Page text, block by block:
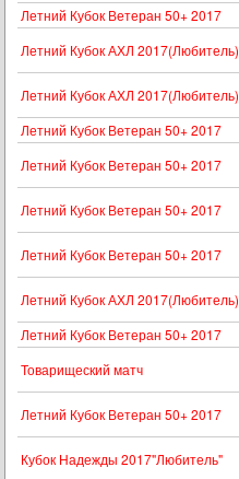
Летний Кубок Ветеран 50+ 2017
Летний Кубок АХЛ 2017(Любитель)
Летний Кубок АХЛ 2017(Любитель)
Летний Кубок Ветеран 50+ 2017
Летний Кубок Ветеран 50+ 2017
Летний Кубок Ветеран 50+ 2017
Летний Кубок Ветеран 50+ 2017
Летний Кубок АХЛ 2017(Любитель)
Летний Кубок Ветеран 50+ 2017
Товарищеский матч
Летний Кубок Ветеран 50+ 2017
Кубок Надежды 2017"Любитель"